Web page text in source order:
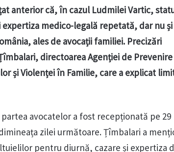
anterior că, în cazul Ludmilei Vartic,
medico-legală repetată, dar nu și
ales de avocații familiei. Precizări
directoarea Agenției de Prevenire
și Violenței în Familie, care a explicat
avocatelor a fost recepționată pe 29
zilei următoare. Țîmbalari a
pentru diurnă, cazare și expertiza